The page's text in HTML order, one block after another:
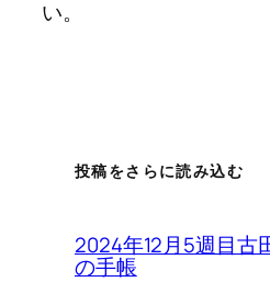
い。
投稿をさらに読み込む
2024年12月5週目古
の手帳